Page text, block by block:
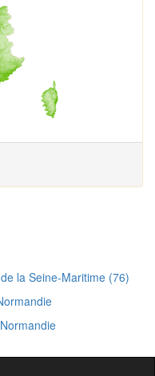
la Seine-Maritime (76)